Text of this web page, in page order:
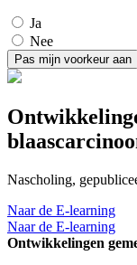
Ja
Nee
Nascholing,
Naar de E-learning
Naar de E-learning
Ontwikkelingen